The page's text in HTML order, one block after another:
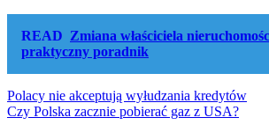
READ Zmiana właściciela
praktyczny poradnik
Nawigacja
Polacy nie akceptują wyłudzania kredytów
Czy Polska zacznie pobierać gaz z USA?